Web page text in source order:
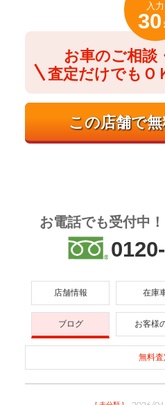
お車のご相談
査定だけでもＯ
入力
30
お電話でも受付中！
店舗情報 在庫
ブログ お客様
無料査